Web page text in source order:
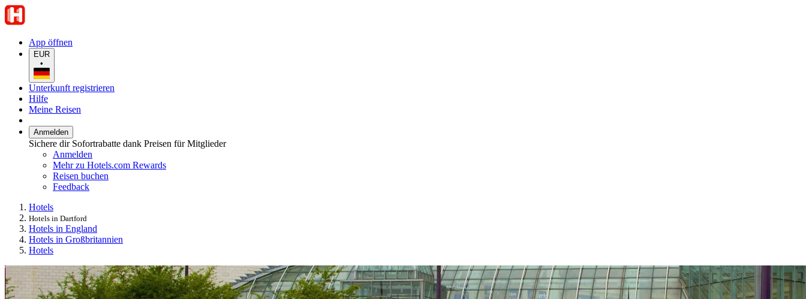
App öffnen
EUR
•
Unterkunft registrieren
Hilfe
Meine Reisen
Anmelden
Sichere dir Sofortrabatte dank Preisen für Mitglieder
Anmelden
Mehr zu Hotels.com Rewards
Reisen buchen
Feedback
Hotels
Hotels in Dartford
Hotels in England
Hotels in Großbritannien
Hotels